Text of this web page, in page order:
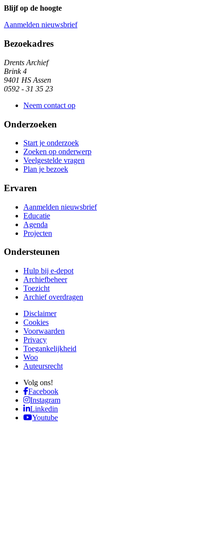
Blijf op de hoogte
Aanmelden nieuwsbrief
Algemene informatie
Bezoekadres
Drents Archief
Brink 4
9401 HS Assen
0592 - 31 35 23
Neem contact op
Onderzoeken
Start je onderzoek
Zoeken op onderwerp
Veelgestelde vragen
Plan je bezoek
Ervaren
Aanmelden nieuwsbrief
Educatie
Agenda
Projecten
Ondersteunen
Hulp bij e-depot
Archiefbeheer
Toezicht
Archief overdragen
Disclaimer
Cookies
Voorwaarden
Privacy
Toegankelijkheid
Woo
Auteursrecht
Volg ons!
Facebook
Instagram
Linkedin
Youtube